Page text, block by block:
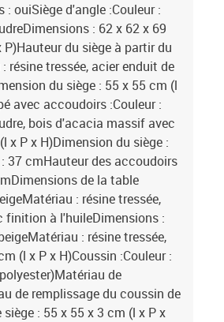
ouiSiège d'angle :Couleur :
: 62 x 62 x 69
du siège à partir du
résine tressée, acier enduit de
du siège : 55 x 55 cm (l
avec accoudoirs :Couleur :
bois d'acacia massif avec
P x H)Dimension du siège :
37 cmHauteur des accoudoirs
de la table
: résine tressée,
finition à l'huileDimensions :
: résine tressée,
(l x P x H)Coussin :Couleur :
de
de remplissage du coussin de
: 55 x 55 x 3 cm (l x P x